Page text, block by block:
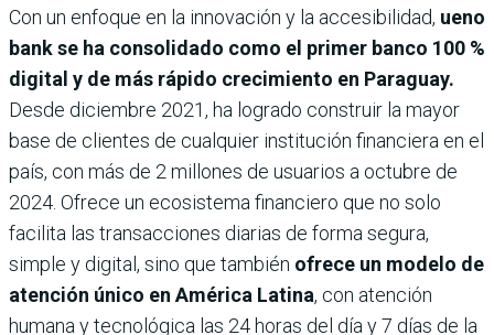
Con un enfoque en la innovación y la accesibilidad, ueno
bank se ha consolidado como el primer banco 100 %
digital y de más rápido crecimiento en Paraguay.
Desde diciembre 2021, ha logrado construir la mayor
base de clientes de cualquier institución financiera en el
país, con más de 2 millones de usuarios a octubre de
2024. Ofrece un ecosistema financiero que no solo
facilita las transacciones diarias de forma segura,
simple y digital, sino que también ofrece un modelo de
atención único en América Latina, con atención
humana y tecnológica las 24 horas del día y 7 días de la